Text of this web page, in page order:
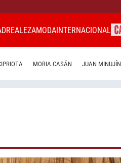
REALEZAMODAINTERNACIONAL
MORIA CASÁN JUAN MINUJÍN